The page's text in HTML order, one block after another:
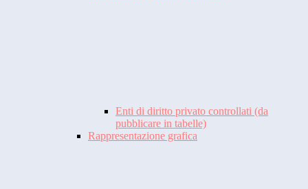
Enti di diritto privato controllati (da
pubblicare in tabelle)
Rappresentazione grafica